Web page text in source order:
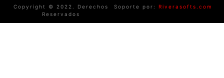
Copyright © 2022. Derechos
Reservados
Soporte por: Riverasofts.com